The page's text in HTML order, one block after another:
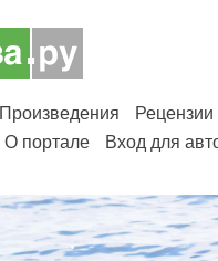
Произведения Рецензии
О портале Вход для